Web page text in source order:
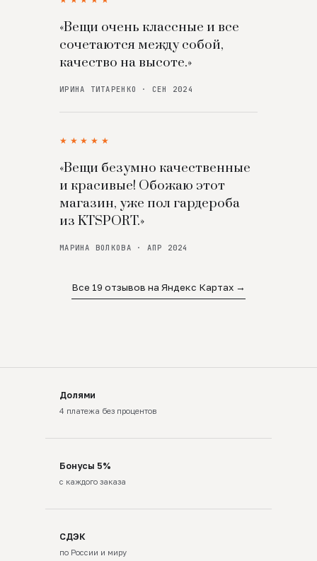
«Вещи очень классные и все
сочетаются между собой,
качество на высоте.»
ИРИНА ТИТАРЕНКО · СЕН 2024
★★★★★
«Вещи безумно качественные
и красивые! Обожаю этот
магазин, уже пол гардероба
из KTSPORT.»
МАРИНА ВОЛКОВА · АПР 2024
Все 19 отзывов на Яндекс Картах →
Долями
4 платежа без процентов
Бонусы 5%
с каждого заказа
СДЭК
по России и миру